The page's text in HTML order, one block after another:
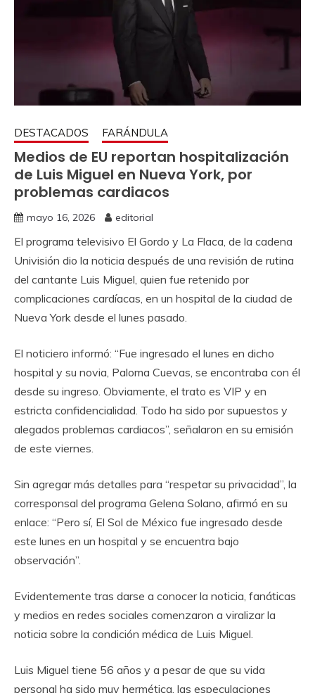
DESTACADOS FARÁNDULA
Medios de EU reportan hospitalización
de Luis Miguel en Nueva York, por
problemas cardiacos
mayo 16, 2026 editorial
El programa televisivo El Gordo y La Flaca, de la cadena
Univisión dio la noticia después de una revisión de rutina
del cantante Luis Miguel, quien fue retenido por
complicaciones cardíacas, en un hospital de la ciudad de
Nueva York desde el lunes pasado.
El noticiero informó: “Fue ingresado el lunes en dicho
hospital y su novia, Paloma Cuevas, se encontraba con él
desde su ingreso. Obviamente, el trato es VIP y en
estricta confidencialidad. Todo ha sido por supuestos y
alegados problemas cardiacos”, señalaron en su emisión
de este viernes.
Sin agregar más detalles para “respetar su privacidad”, la
corresponsal del programa Gelena Solano, afirmó en su
enlace: “Pero sí, El Sol de México fue ingresado desde
este lunes en un hospital y se encuentra bajo
observación”.
Evidentemente tras darse a conocer la noticia, fanáticas
y medios en redes sociales comenzaron a viralizar la
noticia sobre la condición médica de Luis Miguel.
Luis Miguel tiene 56 años y a pesar de que su vida
personal ha sido muy hermética, las especulaciones